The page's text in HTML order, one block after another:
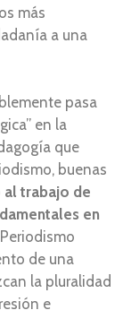
más
a una
pasa
en la
que
buenas
trabajo de
en
de una
la pluralidad
e